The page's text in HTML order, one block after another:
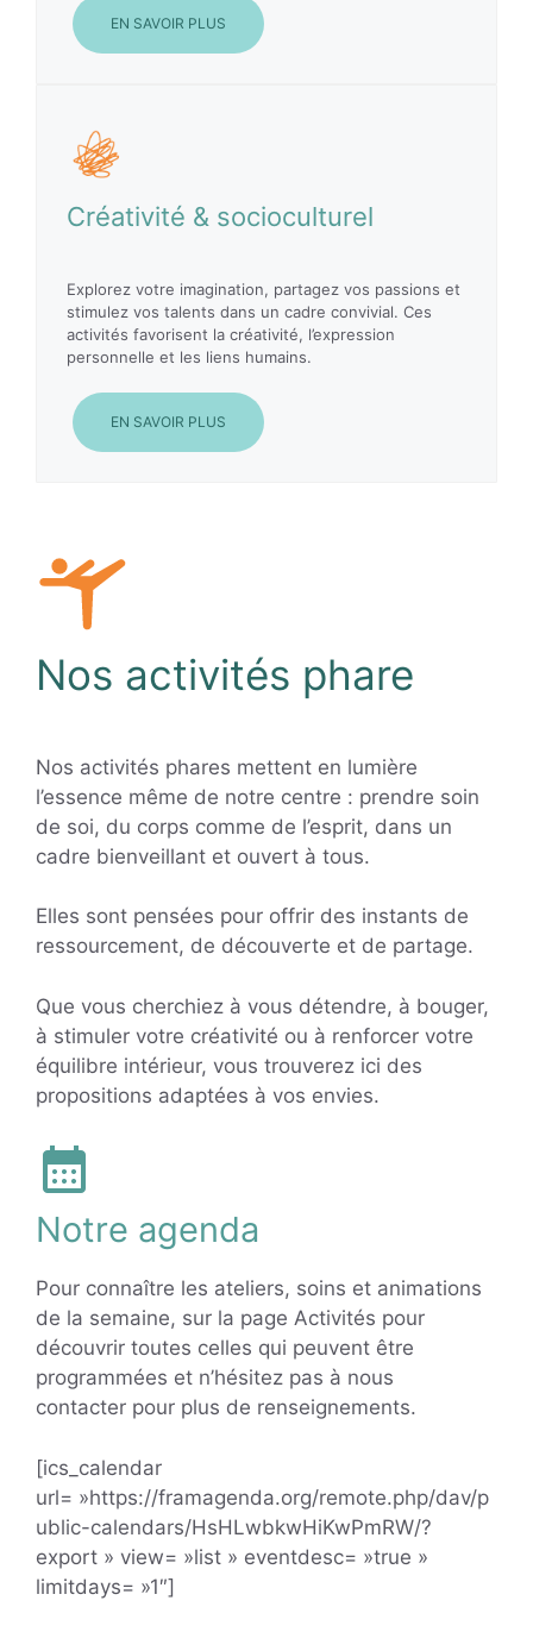
EN SAVOIR PLUS
Créativité & socioculturel
Explorez votre imagination, partagez vos passions et
stimulez vos talents dans un cadre convivial. Ces
activités favorisent la créativité, l’expression
personnelle et les liens humains.
EN SAVOIR PLUS
Nos activités phare
Nos activités phares mettent en lumière
l’essence même de notre centre : prendre soin
de soi, du corps comme de l’esprit, dans un
cadre bienveillant et ouvert à tous.
Elles sont pensées pour offrir des instants de
ressourcement, de découverte et de partage.
Que vous cherchiez à vous détendre, à bouger,
à stimuler votre créativité ou à renforcer votre
équilibre intérieur, vous trouverez ici des
propositions adaptées à vos envies.
Notre agenda
Pour connaître les ateliers, soins et animations
de la semaine, sur la page Activités pour
découvrir toutes celles qui peuvent être
programmées et n’hésitez pas à nous
contacter pour plus de renseignements.
[ics_calendar
url= »https://framagenda.org/remote.php/dav/p
ublic-calendars/HsHLwbkwHiKwPmRW/?
export » view= »list » eventdesc= »true »
limitdays= »1″]